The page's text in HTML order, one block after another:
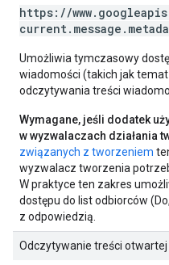
https: //www. googleapis
current. message .
Umożliwia tymczasowy
wiadomości (takich jak
odczytywania treści
Wymagane, jeśli dodatek
w wyzwalaczach działania
związanych z tworzeniem
wyzwalacz tworzenia
W praktyce ten zakres
dostępu do list odbiorców
z odpowiedzią.
Odczytywanie treści